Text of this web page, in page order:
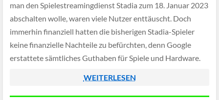
man den Spielestreamingdienst Stadia zum 18. Januar 2023
abschalten wolle, waren viele Nutzer enttäuscht. Doch
immerhin finanziell hatten die bisherigen Stadia-Spieler
keine finanzielle Nachteile zu befürchten, denn Google
erstattete sämtliches Guthaben für Spiele und Hardware.
WEITERLESEN